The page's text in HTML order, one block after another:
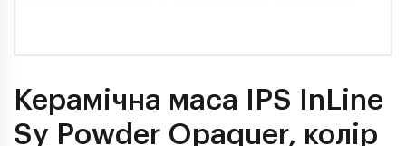
Керамічна маса IPS InLine
Sy Powder Opaquer, колір